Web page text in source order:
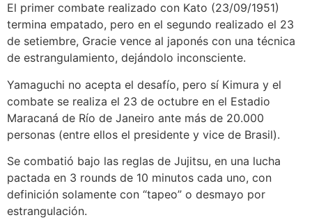
El primer combate realizado con Kato (23/09/1951)
termina empatado, pero en el segundo realizado el 23
de setiembre, Gracie vence al japonés con una técnica
de estrangulamiento, dejándolo inconsciente.
Yamaguchi no acepta el desafío, pero sí Kimura y el
combate se realiza el 23 de octubre en el Estadio
Maracaná de Río de Janeiro ante más de 20.000
personas (entre ellos el presidente y vice de Brasil).
Se combatió bajo las reglas de Jujitsu, en una lucha
pactada en 3 rounds de 10 minutos cada uno, con
definición solamente con “tapeo” o desmayo por
estrangulación.